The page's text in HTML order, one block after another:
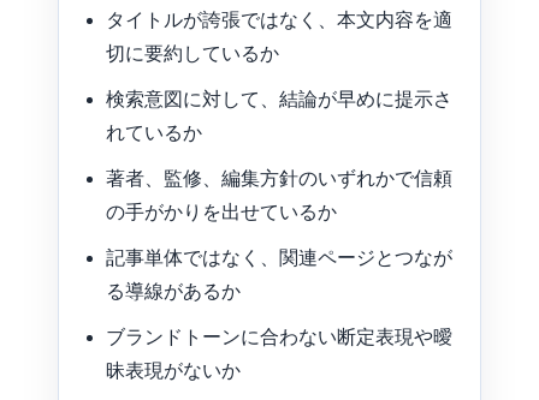
タイトルが誇張ではなく、本文内容を適
切に要約しているか
検索意図に対して、結論が早めに提示さ
れているか
著者、監修、編集方針のいずれかで信頼
の手がかりを出せているか
記事単体ではなく、関連ページとつなが
る導線があるか
ブランドトーンに合わない断定表現や曖
昧表現がないか